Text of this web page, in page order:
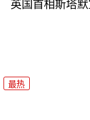
英国首相斯塔
最热